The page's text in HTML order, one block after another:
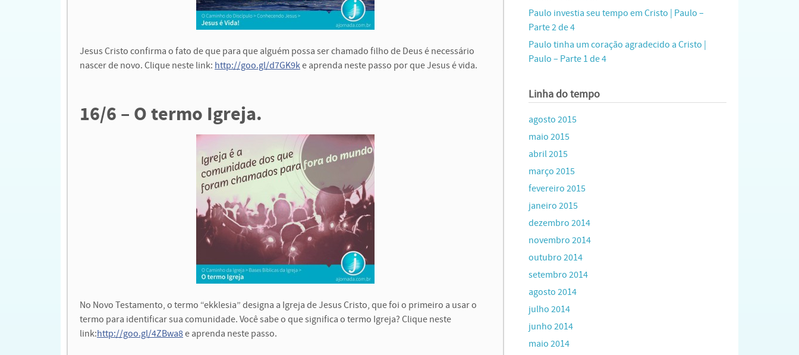
Jesus Cristo confirma o fato de que para que alguém possa ser chamado filho de Deus é necessário
nascer de novo. Clique neste link: http://goo.gl/d7GK9ke aprenda neste passo por que Jesus é vida.
16/6 – O termo Igreja.
No Novo Testamento, o termo “ekklesia” designa a Igreja de Jesus Cristo, que foi o primeiro a usar o
termo para identificar sua comunidade. Você sabe o que significa o termo Igreja? Clique neste
link:http://goo.gl/4ZBwa8e aprenda neste passo.
Paulo investia seu tempo em Cristo | Paulo –
Parte 2 de 4
Paulo tinha um coração agradecido a Cristo |
Paulo – Parte 1 de 4
Linha do tempo
agosto 2015
maio 2015
abril 2015
março 2015
fevereiro 2015
janeiro 2015
dezembro 2014
novembro 2014
outubro 2014
setembro 2014
agosto 2014
julho 2014
junho 2014
maio 2014